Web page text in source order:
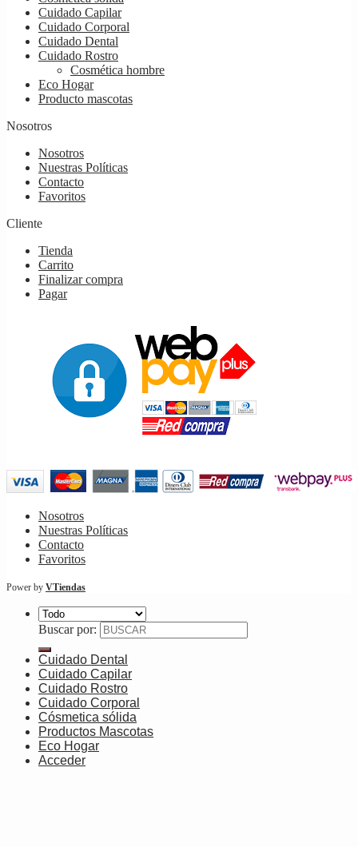
Cuidado Capilar
Cuidado Corporal
Cuidado Dental
Cuidado Rostro
Cosmética hombre
Eco Hogar
Producto mascotas
Nosotros
Nosotros
Nuestras Políticas
Contacto
Favoritos
Cliente
Tienda
Carrito
Finalizar compra
Pagar
Nosotros
Nuestras Políticas
Contacto
Favoritos
Power by VTiendas
Buscar por:
Cuidado Dental
Cuidado Capilar
Cuidado Rostro
Cuidado Corporal
Cósmetica sólida
Productos Mascotas
Eco Hogar
Acceder